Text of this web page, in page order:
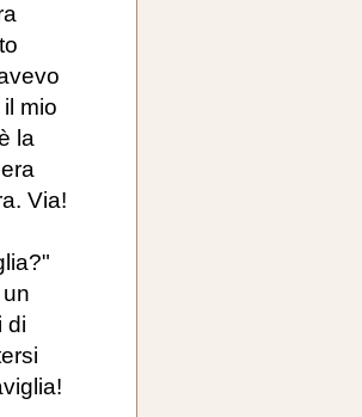
mio
la
Via!
di